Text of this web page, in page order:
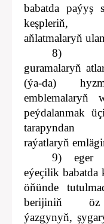
babatda paýyş
keşpleriň,
aňlatmalaryň
8)
guramalaryň
(ýa-da)
emblemalaryň
peýdalanmak
raýatlaryň
9) eger
eýeçilik babatda
öňünde
berijiniň öz
ýazgynyň,